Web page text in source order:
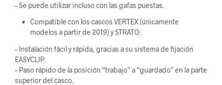
– Se puede utilizar incluso con las gafas puestas.
Compatible con los cascos VERTEX (únicamente
modelos a partir de 2019) y STRATO:
– Instalación fácil y rápida, gracias a su sistema de fijación
EASYCLIP.
– Paso rápido de la posición “trabajo” a “guardado” en la parte
superior del casco.